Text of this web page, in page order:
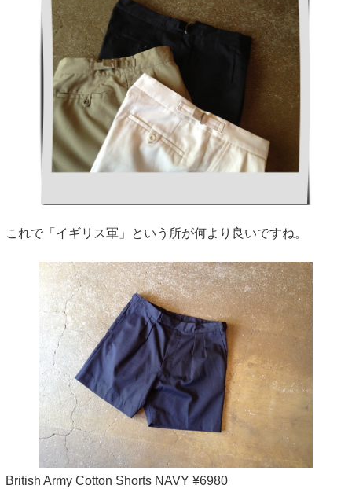
これで「イギリス軍」という所が何より良いですね。
British Army Cotton Shorts NAVY ¥6980